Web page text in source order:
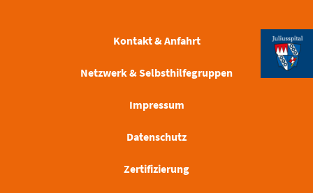
Kontakt & Anfahrt
Netzwerk & Selbsthilfegruppen
Impressum
Datenschutz
Zertifizierung